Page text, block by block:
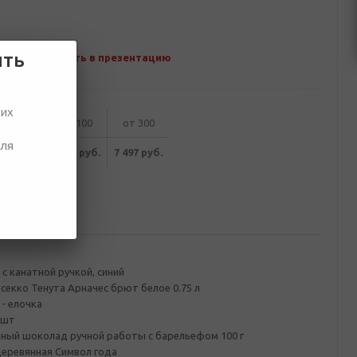
Добавить в презентацию
от 100 от 300
руб. 7 625 руб. 7 497 руб.
канатной ручкой, синий
Тенута Арначес брют белое 0.75 л
елочка
шт
шоколад ручной работы с барельефом 100 г
Символ года